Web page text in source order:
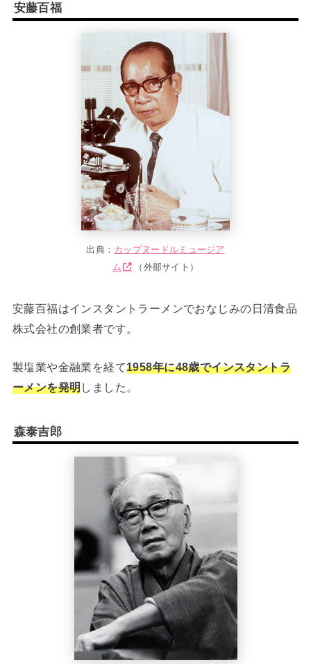
安藤百福
出典： カップヌードルミュージア
ム
（外部サイト）
安藤百福はインスタントラーメンでおなじみの日清食品
株式会社の創業者です。
製塩業や金融業を経て1958年に48歳でインスタントラ
ーメンを発明しました。
森泰吉郎